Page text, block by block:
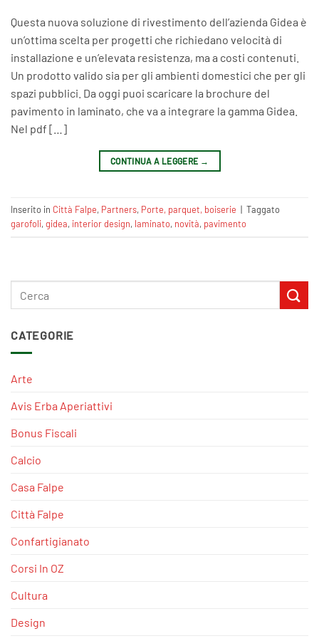
CATEGORIE
Arte
Avis Erba Aperiattivi
Bonus Fiscali
Calcio
Casa Falpe
Città Falpe
Confartigianato
Corsi In OZ
Cultura
Design
Questa nuova soluzione di rivestimento dell’azienda Gidea è
un’ottima scelta per progetti che richiedano velocità di
installazione e un’elevata resistenza, ma a costi contenuti.
Un prodotto valido sia per gli ambienti domestici che per gli
spazi pubblici. Da oggi puoi scaricare la brochure del
pavimento in laminato, che va a integrare la gamma Gidea.
Nel pdf […]
CONTINUA A LEGGERE →
Inserito in Città Falpe, Partners, Porte, parquet, boiserie | Taggato
garofoli,gidea, interior design, laminato, novità, pavimento